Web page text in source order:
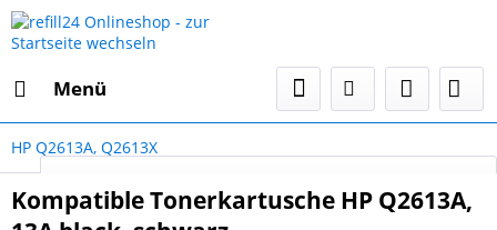
Menü
HP Q2613A, Q2613X
Kompatible Tonerkartusche HP Q2613A,